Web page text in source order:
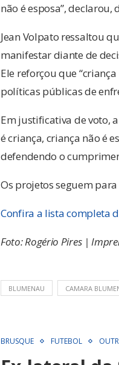
não é esposa”,
Jean Volpato ressaltou
manifestar diante de
Ele reforçou que
políticas públicas de
Em justificativa de voto,
é criança, criança não é
defendendo o
Os projetos seguem
Confira a lista completa
Foto: Rogério Pires |
BLUMENAU CAMARA
BRUSQUE FUTEBOL